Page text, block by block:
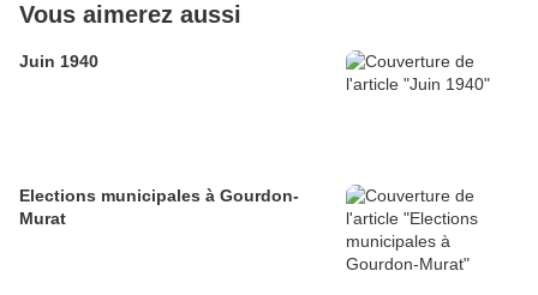
Vous aimerez aussi
Juin 1940
Elections municipales à Gourdon-
Murat